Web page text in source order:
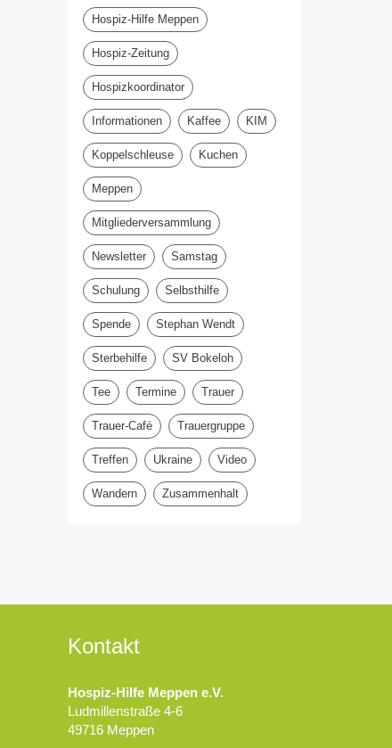
Hospiz-Hilfe Meppen
Hospiz-Zeitung
Hospizkoordinator
Informationen Kaffee KIM
Koppelschleuse Kuchen
Meppen
Mitgliederversammlung
Newsletter Samstag
Schulung Selbsthilfe
Spende Stephan Wendt
Sterbehilfe SV Bokeloh
Tee Termine Trauer
Trauer-Café Trauergruppe
Treffen Ukraine Video
Wandern Zusammenhalt
Kontakt
Hospiz-Hilfe Meppen e.V.
Ludmillenstraße 4-6
49716 Meppen